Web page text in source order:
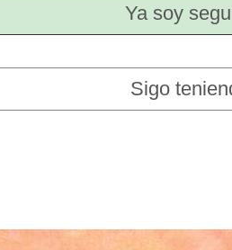
Ya soy
Sigo